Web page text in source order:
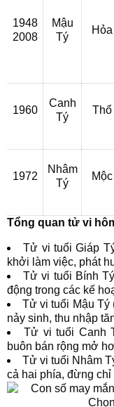
1948
2008
Mậu
Tý
Hỏa
1960
Canh
Tý
Thổ
1972
Nhâm
Tý
Mộc
Tổng quan tử vi
Tử vi tuổi Giáp
khởi làm việc, phát
Tử vi tuổi Bính
động trong các kế
Tử vi tuổi Mậu Tý
nảy sinh, thu nhập
Tử vi tuổi Canh
buôn bán rộng mở
Tử vi tuổi Nhâm
cả hai phía, đừng chỉ